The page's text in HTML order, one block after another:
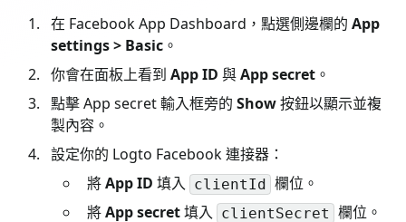
在 Facebook App Dashboard，點選側邊欄的 App
settings > Basic 。
你會在面板上看到 App ID 與App secret 。
點擊 App secret 輸入框旁的 Show按鈕以顯示並複
製內容。
設定你的 Logto Facebook 連接器：
將App ID 填入 clientId 欄位。
將App secret填入 clientSecret 欄位。